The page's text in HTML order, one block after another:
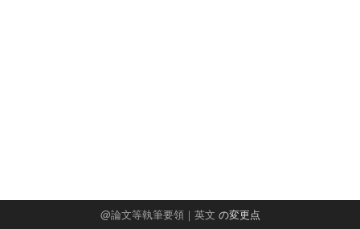
論文等執筆要領｜英文 の変更点